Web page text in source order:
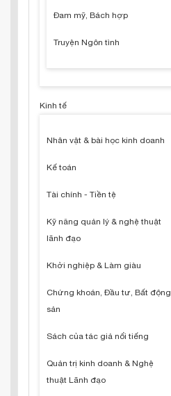
Đam mỹ, Bách hợp
Truyện Ngôn tình
Kinh tế
Nhân vật & bài học kinh doanh
Kế toán
Tài chính - Tiền tệ
Kỹ năng quản lý & nghệ thuật
lãnh đạo
Khởi nghiệp & Làm giàu
Chứng khoán, Đầu tư, Bất động
sản
Sách của tác giả nổi tiếng
Quản trị kinh doanh & Nghệ
thuật Lãnh đạo